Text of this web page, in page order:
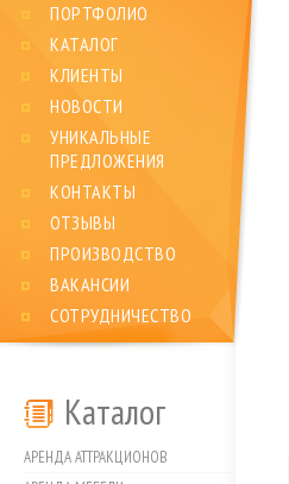
ПОРТФОЛИО
КАТАЛОГ
КЛИЕНТЫ
НОВОСТИ
УНИКАЛЬНЫЕ
ПРЕДЛОЖЕНИЯ
КОНТАКТЫ
ОТЗЫВЫ
ПРОИЗВОДСТВО
ВАКАНСИИ
СОТРУДНИЧЕСТВО
Каталог
АРЕНДА АТТРАКЦИОНОВ